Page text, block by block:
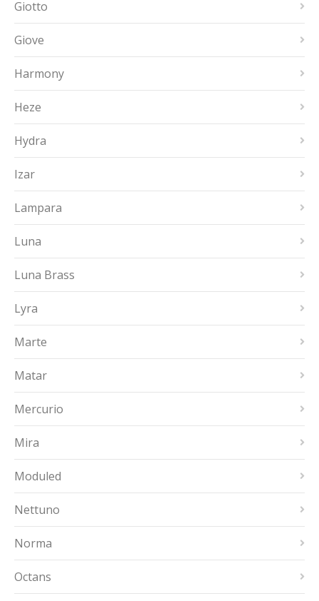
Giotto
Giove
Harmony
Heze
Hydra
Izar
Lampara
Luna
Luna Brass
Lyra
Marte
Matar
Mercurio
Mira
Moduled
Nettuno
Norma
Octans